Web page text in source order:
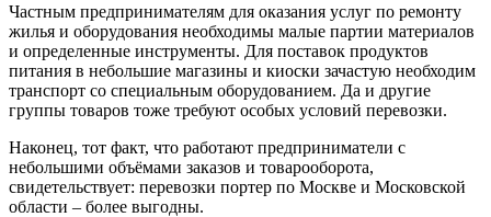
Частным предпринимателям для оказания услуг по ремонту
жилья и оборудования необходимы малые партии материалов
и определенные инструменты. Для поставок продуктов
питания в небольшие магазины и киоски зачастую необходим
транспорт со специальным оборудованием. Да и другие
группы товаров тоже требуют особых условий перевозки.
Наконец, тот факт, что работают предприниматели с
небольшими объёмами заказов и товарооборота,
свидетельствует: перевозки портер по Москве и Московской
области – более выгодны.